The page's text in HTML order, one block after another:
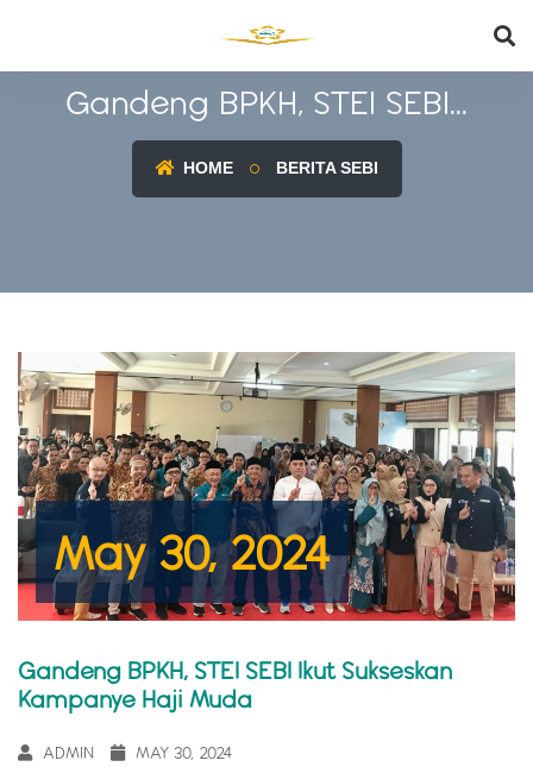
Gandeng BPKH, STEI SEBI...
HOME BERITA SEBI
May 30, 2024
Gandeng BPKH, STEI SEBI Ikut Sukseskan
Kampanye Haji Muda
ADMIN MAY 30, 2024